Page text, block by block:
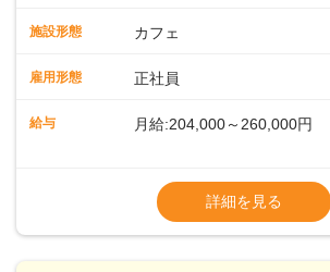
年齢層が活躍しており、チームワークも抜
業務に馴染める環境です。「カフェの接客
ッフとして経験を積んだ後、店長を目指し
よ♪あなたも、無理なくステップアップで
つ成長していきませんか？
施設形態 カフェ
雇用形態 正社員
給与 月給:204,000～260,000円
ます・東日本エリア：月給
※経験・スキルを考慮の上
※別途、残業代および各種
詳細を見る